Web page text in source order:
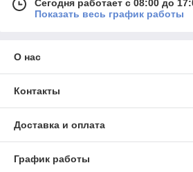
Сегодня работает с 08:00 до
Показать весь график работы
О нас
Контакты
Доставка и оплата
График работы